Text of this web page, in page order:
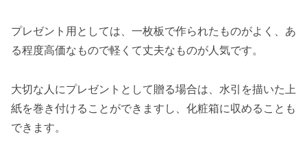
プレゼント用としては、一枚板で作られたものがよく、あ
る程度高価なもので軽くて丈夫なものが人気です。
大切な人にプレゼントとして贈る場合は、水引を描いた上
紙を巻き付けることができますし、化粧箱に収めることも
できます。